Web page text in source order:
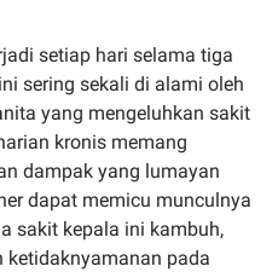
setiap hari selama tiga
sering sekali di alami oleh
yang mengeluhkan sakit
kronis memang
dampak yang lumayan
dapat memicu munculnya
sakit kepala ini kambuh,
ketidaknyamanan pada